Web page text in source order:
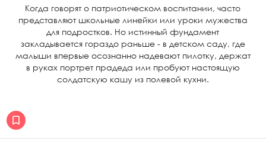
Когда говорят о патриотическом воспитании, часто
представляют школьные линейки или уроки мужества
для подростков. Но истинный фундамент
закладывается гораздо раньше - в детском саду, где
малыши впервые осознанно надевают пилотку, держат
в руках портрет прадеда или пробуют настоящую
солдатскую кашу из полевой кухни.